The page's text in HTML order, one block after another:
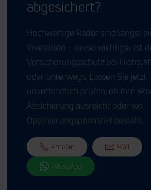
abgesichert?
Hochwertige Räder sind längst
Investition – umso wichtiger ist
Versicherungsschutz bei
oder unterwegs. Lassen Sie jetzt
unverbindlich prüfen, ob Ihre
Absicherung ausreicht oder wo
Optimierungspotenzial besteht.
Anrufen Mail
WhatsApp